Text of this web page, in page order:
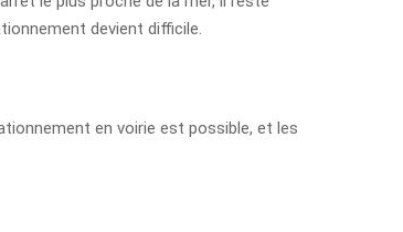
devient difficile.
en voirie est possible, et les